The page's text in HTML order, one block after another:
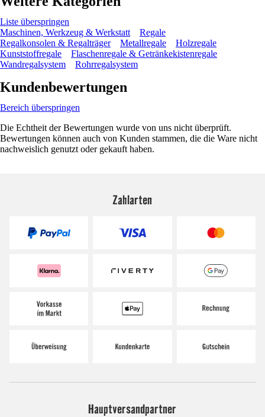
Liste überspringen
Maschinen, Werkzeug & Werkstatt
Regale
Regalkonsolen & Regalträger
Metallregale
Holzregale
Kunststoffregale
Flaschenregale & Getränkekistenregale
Wandregalsystem
Rohrregalsystem
Kundenbewertungen
Bereich überspringen
Die Echtheit der Bewertungen wurde von uns nicht überprüft.
Bewertungen können auch von Kunden stammen, die die Ware nicht
nachweislich genutzt oder gekauft haben.
Zahlarten
Hauptversandpartner